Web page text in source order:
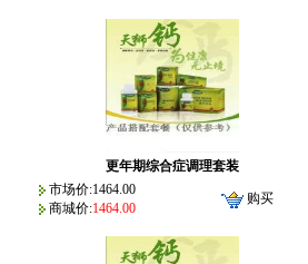
更年期综合症调理套装
市场价:1464.00
购买
商城价:1464.00